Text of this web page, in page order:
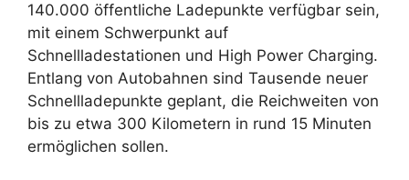
140.000 öffentliche Ladepunkte verfügbar sein,
mit einem Schwerpunkt auf
Schnellladestationen und High Power Charging.
Entlang von Autobahnen sind Tausende neuer
Schnellladepunkte geplant, die Reichweiten von
bis zu etwa 300 Kilometern in rund 15 Minuten
ermöglichen sollen.